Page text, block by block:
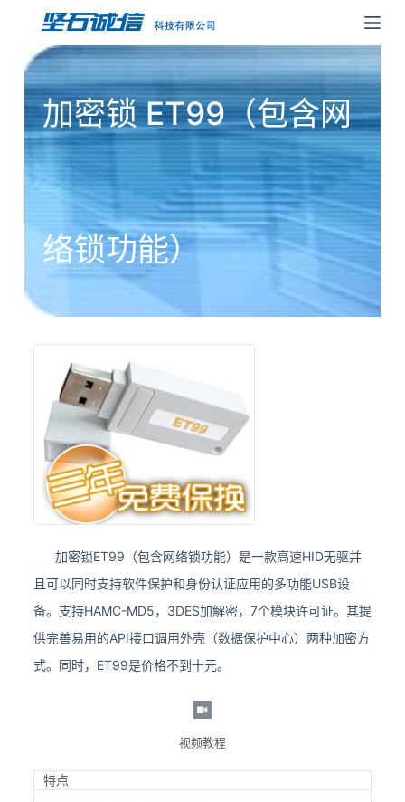
内
容
加密锁 ET99（包含网
络锁功能）
加密锁ET99（包含网络锁功能）是一款高速HID无驱并
且可以同时支持软件保护和身份认证应用的多功能USB设
备。支持HAMC-MD5，3DES加解密，7个模块许可证。其提
供完善易用的API接口调用外壳（数据保护中心）两种加密方
式。同时，ET99是价格不到十元。
视频教程
特点